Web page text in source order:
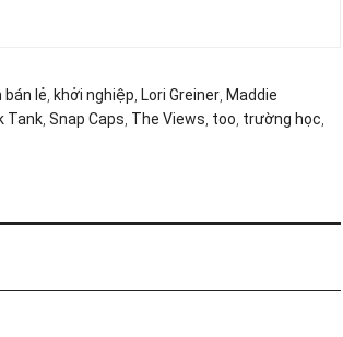
bán lẻ khởi nghiệp Lori Greiner Maddie
Tank Snap Caps The Views too trường học